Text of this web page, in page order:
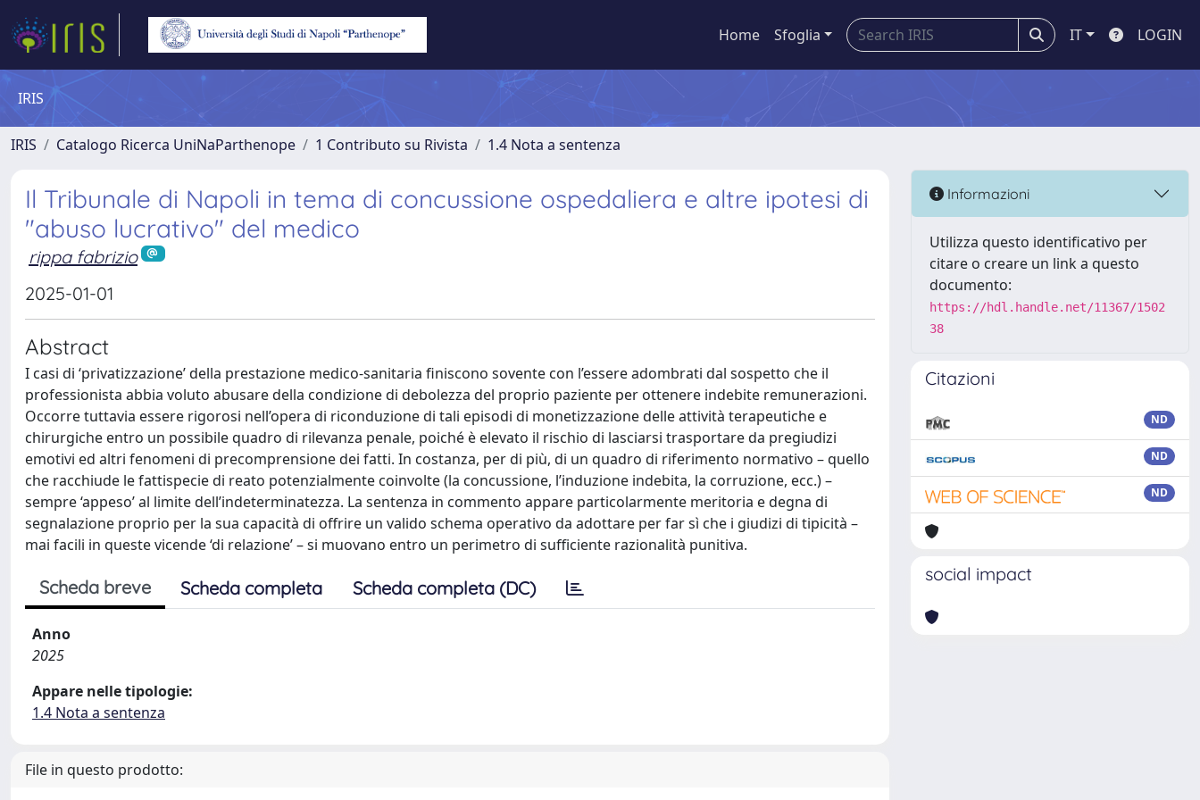
Home Sfoglia IT LOGIN
IRIS
IRIS Catalogo Ricerca UniNaParthenope 1 Contributo su Rivista 1.4 Nota a sentenza
Il Tribunale di Napoli in tema di concussione ospedaliera e altre ipotesi di
"abuso lucrativo" del medico
rippa fabrizio
2025-01-01
Abstract
I casi di ‘privatizzazione’ della prestazione medico-sanitaria finiscono sovente con l’essere adombrati dal sospetto che il
professionista abbia voluto abusare della condizione di debolezza del proprio paziente per ottenere indebite remunerazioni.
Occorre tuttavia essere rigorosi nell’opera di riconduzione di tali episodi di monetizzazione delle attività terapeutiche e
chirurgiche entro un possibile quadro di rilevanza penale, poiché è elevato il rischio di lasciarsi trasportare da pregiudizi
emotivi ed altri fenomeni di precomprensione dei fatti. In costanza, per di più, di un quadro di riferimento normativo – quello
che racchiude le fattispecie di reato potenzialmente coinvolte (la concussione, l’induzione indebita, la corruzione, ecc.) –
sempre ‘appeso’ al limite dell’indeterminatezza. La sentenza in commento appare particolarmente meritoria e degna di
segnalazione proprio per la sua capacità di offrire un valido schema operativo da adottare per far sì che i giudizi di tipicità –
mai facili in queste vicende ‘di relazione’ – si muovano entro un perimetro di sufficiente razionalità punitiva.
Scheda breve Scheda completa Scheda completa (DC)
Anno
2025
Appare nelle tipologie:
1.4 Nota a sentenza
File in questo prodotto:
Informazioni
Utilizza questo identificativo per
citare o creare un link a questo
documento:
https://hdl.handle.net/11367/1502
38
Citazioni
ND
ND
ND
social impact